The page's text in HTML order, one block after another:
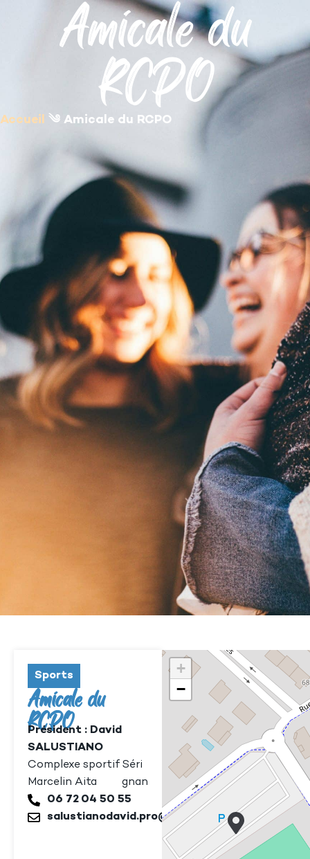
Amicale du
RCPO
Accueil ༄ Amicale du RCPO
Sports
Amicale du
RCPO
Président : David
SALUSTIANO
Complexe sportif
Marcelin Aita
Séri
gnan
06 72 04 50 55
salustianodavid.pro@gmail.com
+
−